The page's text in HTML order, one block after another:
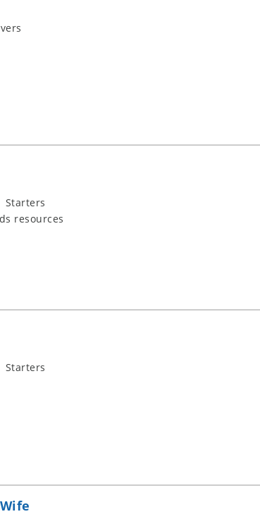
Starters
resources
Starters